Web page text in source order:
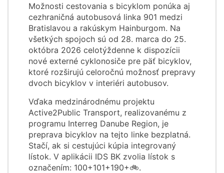
Možnosti cestovania s bicyklom ponúka aj
cezhraničná autobusová linka 901 medzi
Bratislavou a rakúskym Hainburgom. Na
všetkých spojoch sú od 28. marca do 25.
októbra 2026 celotýždenne k dispozícii
nové externé cyklonosiče pre päť bicyklov,
ktoré rozširujú celoročnú možnosť prepravy
dvoch bicyklov v interiéri autobusov.
Vďaka medzinárodnému projektu
Active2Public Transport, realizovanému z
programu Interreg Danube Region, je
preprava bicyklov na tejto linke bezplatná.
Stačí, ak si cestujúci kúpia integrovaný
lístok. V aplikácii IDS BK zvolia lístok s
označením: 100+101+190+🚲.